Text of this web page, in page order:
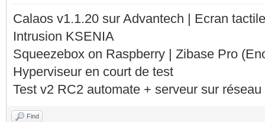
Calaos v1.1.20 sur Advantech | Ecran
Intrusion KSENIA
Squeezebox on Raspberry | Zibase Pro
Hyperviseur en court de test
Test v2 RC2 automate + serveur sur
Find